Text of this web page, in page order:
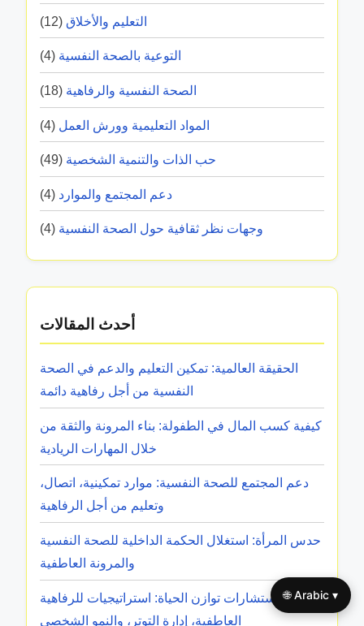
التعليم والأخلاق (12)
التوعية بالصحة النفسية (4)
الصحة النفسية والرفاهية (18)
المواد التعليمية وورش العمل (4)
حب الذات والتنمية الشخصية (49)
دعم المجتمع والموارد (4)
وجهات نظر ثقافية حول الصحة النفسية (4)
أحدث المقالات
الحقيقة العالمية: تمكين التعليم والدعم في الصحة
النفسية من أجل رفاهية دائمة
كيفية كسب المال في الطفولة: بناء المرونة والثقة من
خلال المهارات الريادية
دعم المجتمع للصحة النفسية: موارد تمكينية، اتصال،
وتعليم من أجل الرفاهية
حدس المرأة: استغلال الحكمة الداخلية للصحة النفسية
والمرونة العاطفية
استشارات توازن الحياة: استراتيجيات للرفاهية
العاطفية، إدارة التوتر، والنمو الشخصي
🌐 Arabic ▾